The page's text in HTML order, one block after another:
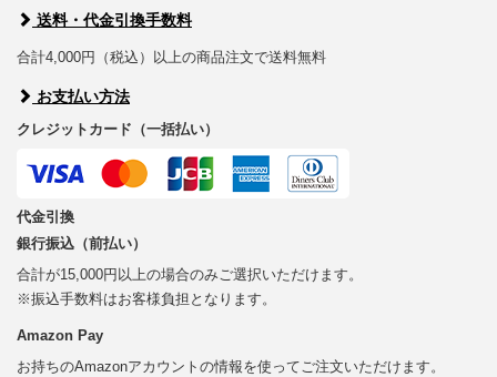
送料・代金引換手数料
合計4,000円（税込）以上の商品注文で送料無料
お支払い方法
クレジットカード（一括払い）
代金引換
銀行振込（前払い）
合計が15,000円以上の場合のみご選択いただけます。
※振込手数料はお客様負担となります。
Amazon Pay
お持ちのAmazonアカウントの情報を使ってご注文いただけます。